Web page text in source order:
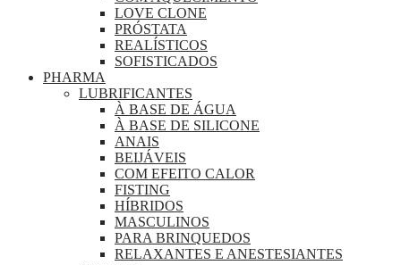
LOVE CLONE
PRÓSTATA
REALÍSTICOS
SOFISTICADOS
PHARMA
LUBRIFICANTES
À BASE DE ÁGUA
À BASE DE SILICONE
ANAIS
BEIJÁVEIS
COM EFEITO CALOR
FISTING
HÍBRIDOS
MASCULINOS
PARA BRINQUEDOS
RELAXANTES E ANESTESIANTES